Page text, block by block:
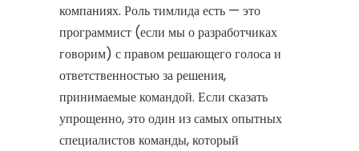
компаниях. Роль тимлида есть — это
программист (если мы о разработчиках
говорим) с правом решающего голоса и
ответственностью за решения,
принимаемые командой. Если сказать
упрощенно, это один из самых опытных
специалистов команды, который